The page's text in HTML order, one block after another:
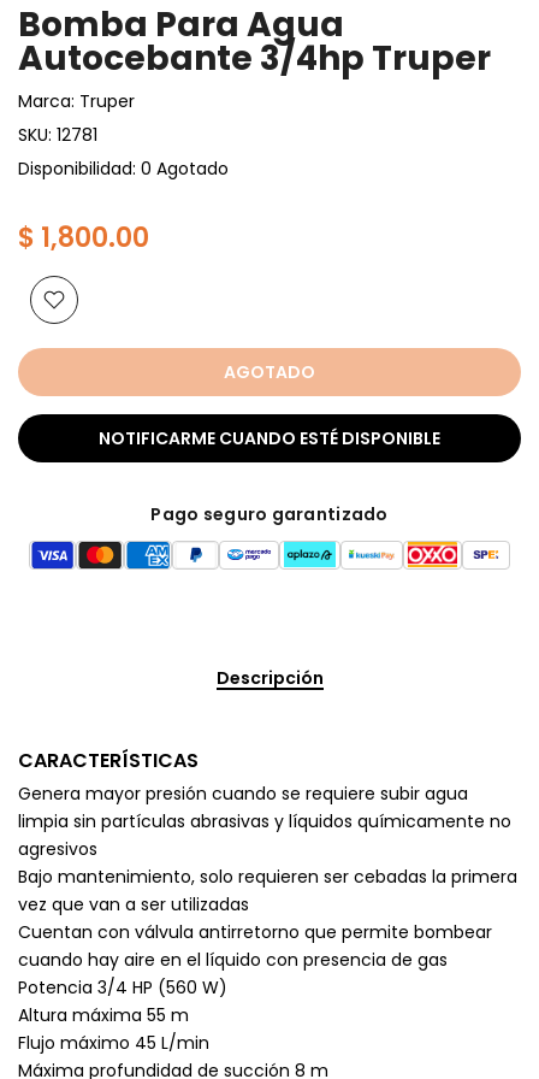
Bomba Para Agua
Autocebante 3/4hp Truper
Marca: Truper
SKU: 12781
Disponibilidad: 0 Agotado
$ 1,800.00
AGOTADO
NOTIFICARME CUANDO ESTÉ DISPONIBLE
Pago seguro garantizado
Descripción
CARACTERÍSTICAS
Genera mayor presión cuando se requiere subir agua
limpia sin partículas abrasivas y líquidos químicamente no
agresivos
Bajo mantenimiento, solo requieren ser cebadas la primera
vez que van a ser utilizadas
Cuentan con válvula antirretorno que permite bombear
cuando hay aire en el líquido con presencia de gas
Potencia 3/4 HP (560 W)
Altura máxima 55 m
Flujo máximo 45 L/min
Máxima profundidad de succión 8 m